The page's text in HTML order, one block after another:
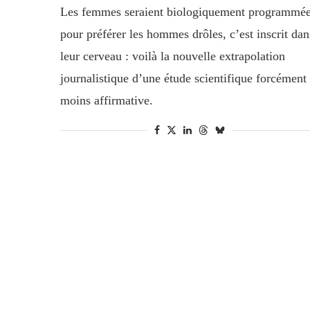
Les femmes seraient biologiquement
pour préférer les hommes drôles, c’est inscrit
leur cerveau : voilà la nouvelle extrapolation
journalistique d’une étude scientifique forcément
moins affirmative.